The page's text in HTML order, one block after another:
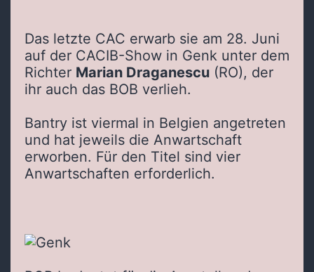
Das letzte CAC erwarb sie am 28. Juni
auf der CACIB-Show in Genk unter dem
Richter Marian Draganescu (RO), der
ihr auch das BOB verlieh.
Bantry ist viermal in Belgien angetreten
und hat jeweils die Anwartschaft
erworben. Für den Titel sind vier
Anwartschaften erforderlich.